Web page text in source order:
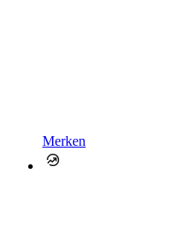
Merken